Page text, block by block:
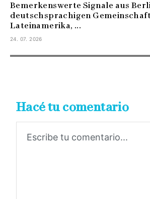
Bemerkenswerte Signale aus
deutschsprachigen
Lateinamerika, ...
24. 07. 2026
Hacé tu comentario